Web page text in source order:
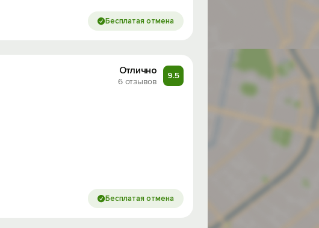
Бесплатая отмена
Отлично
6 отзывов
9.5
Бесплатая отмена